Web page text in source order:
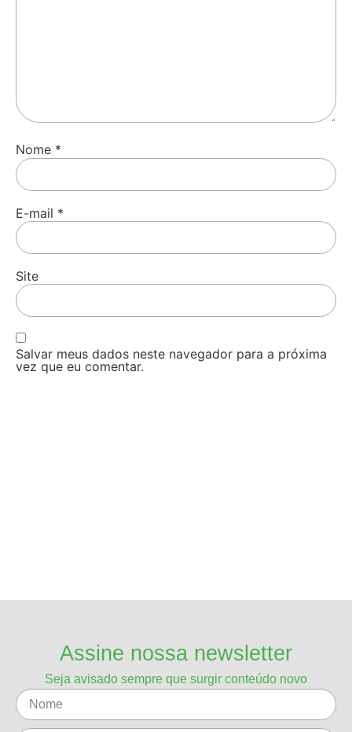
Nome *
E-mail *
Site
Salvar meus dados neste navegador para a próxima
vez que eu comentar.
Assine nossa newsletter
Seja avisado sempre que surgir conteúdo novo